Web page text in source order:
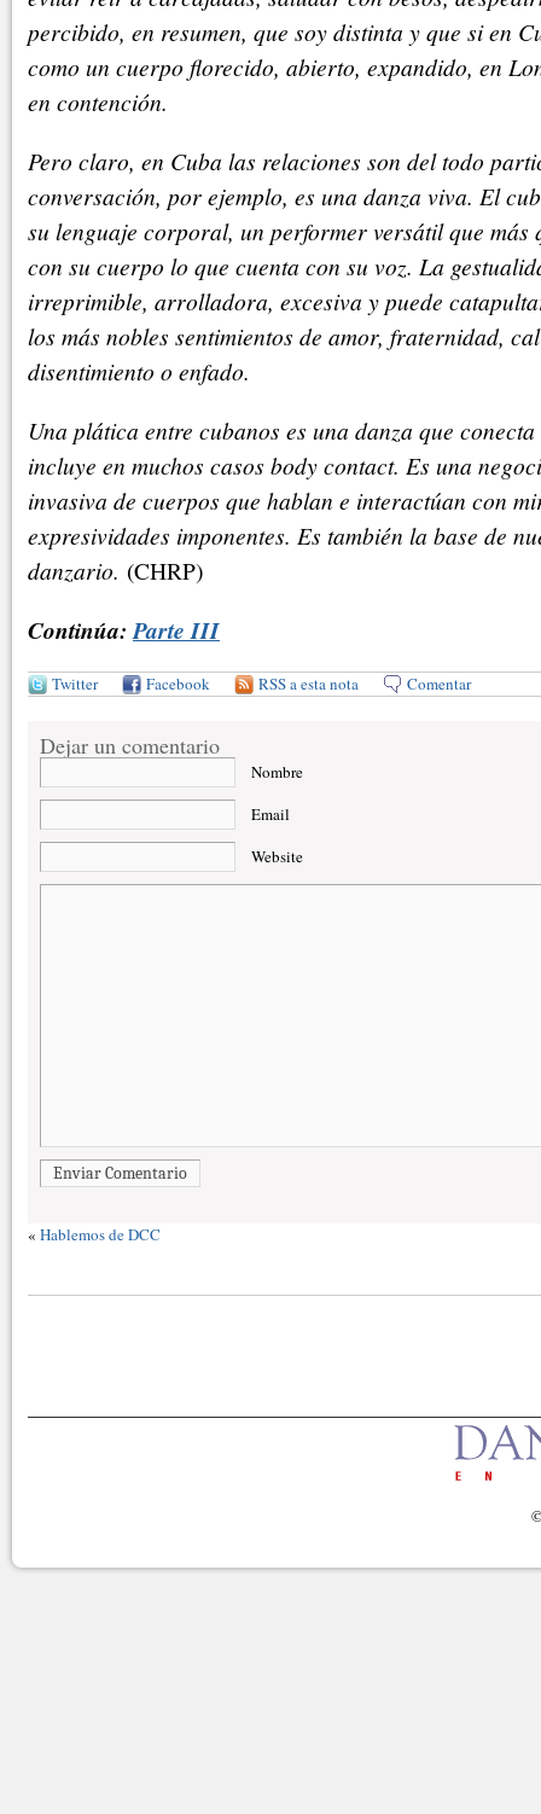
percibido, en resumen, que soy distinta y que si en
como un cuerpo florecido, abierto, expandido, en
en contención.
Pero claro, en Cuba las relaciones son del todo
conversación, por ejemplo, es una danza viva. El
su lenguaje corporal, un performer versátil que
con su cuerpo lo que cuenta con su voz. La
irreprimible, arrolladora, excesiva y puede
los más nobles sentimientos de amor, fraternidad,
disentimiento o enfado.
Una plática entre cubanos es una danza que
incluye en muchos casos body contact. Es una
invasiva de cuerpos que hablan e interactúan con
expresividades imponentes. Es también la base de
danzario. (CHRP)
Continúa:Parte III
Twitter Facebook RSS a esta nota Comentar
Dejar un comentario
Nombre
Email
Website
Enviar Comentario
« Hablemos de DCC